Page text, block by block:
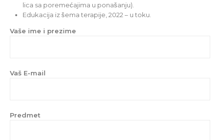
lica sa poremećajima u ponašanju).
Edukacija iz šema terapije, 2022 – u toku.
Vaše ime i prezime
Vaš E-mail
Predmet